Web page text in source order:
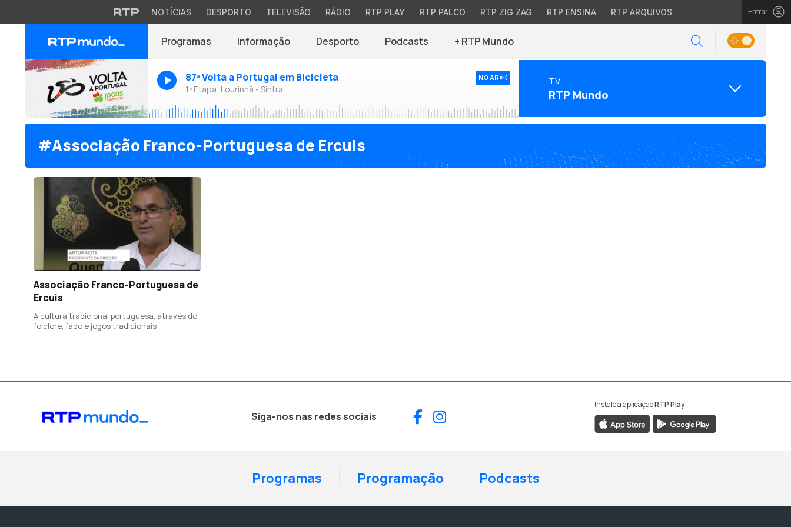
NOTÍCIAS DESPORTO TELEVISÃO RÁDIO RTP PLAY RTP PALCO RTP ZIG ZAG RTP ENSINA RTP ARQUIVOS Entrar
Programas Informação Desporto Podcasts + RTP Mundo
87ª Volta a Portugal em Bicicleta
1ª Etapa: Lourinhã - Sintra
NO AR TV
RTP Mundo
#Associação Franco-Portuguesa de Ercuis
Associação Franco-Portuguesa de
Ercuis
A cultura tradicional portuguesa, através do
folclore, fado e jogos tradicionais
Siga-nos nas redes sociais Facebook
Instagram
Instale a aplicaçãoRTP Play
Programas Programação Podcasts